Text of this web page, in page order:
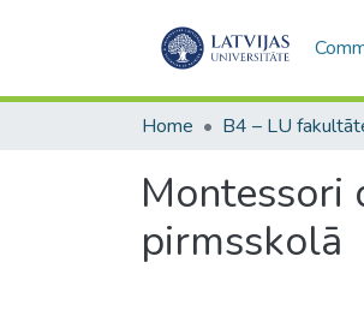
Home
Montessori
pirmsskolā